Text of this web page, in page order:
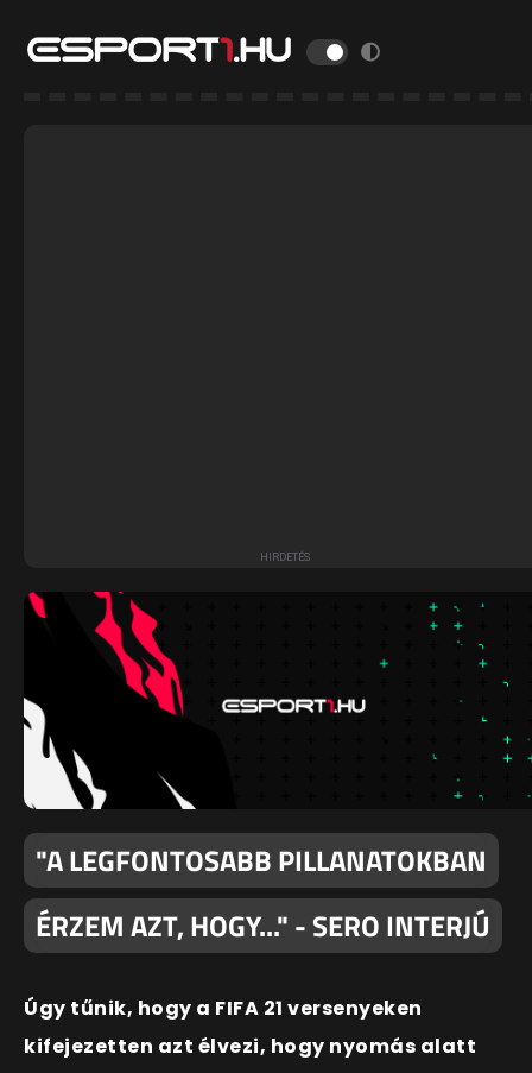
"A LEGFONTOSABB PILLANATOKBAN
ÉRZEM AZT, HOGY..." - SERO INTERJÚ
Úgy tűnik, hogy a FIFA 21 versenyeken
kifejezetten azt élvezi, hogy nyomás alatt